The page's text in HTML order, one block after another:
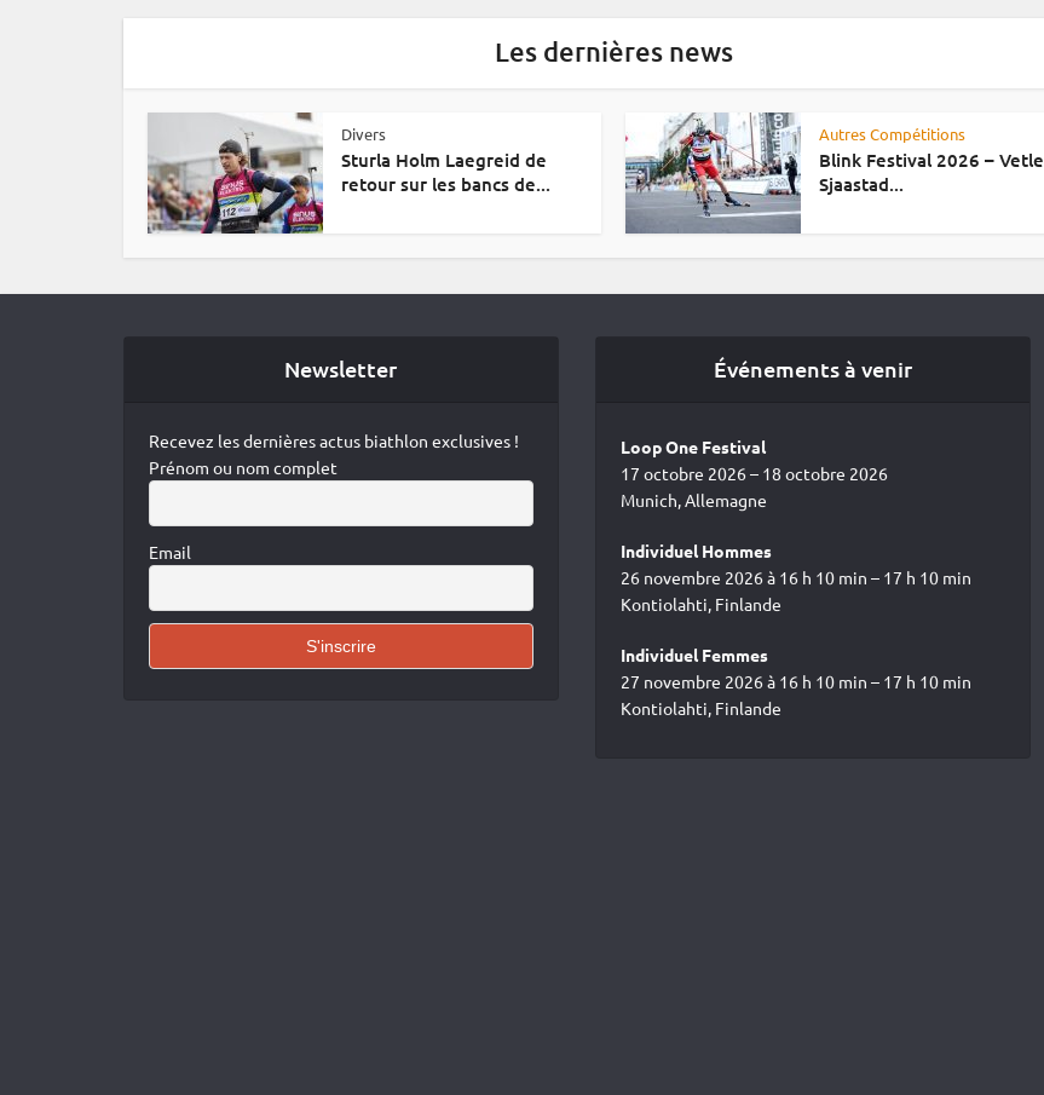
Les dernières news
Divers
Sturla Holm Laegreid de
retour sur les bancs de...
Autres Compétitions
Blink Festival 2026 – Vetle
Sjaastad...
Newsletter
Recevez les dernières actus biathlon exclusives !
Prénom ou nom complet
Email
Événements à venir
Loop One Festival
17 octobre 2026 – 18 octobre 2026
Munich, Allemagne
Individuel Hommes
26 novembre 2026 à 16 h 10 min – 17 h 10 min
Kontiolahti, Finlande
Individuel Femmes
27 novembre 2026 à 16 h 10 min – 17 h 10 min
Kontiolahti, Finlande